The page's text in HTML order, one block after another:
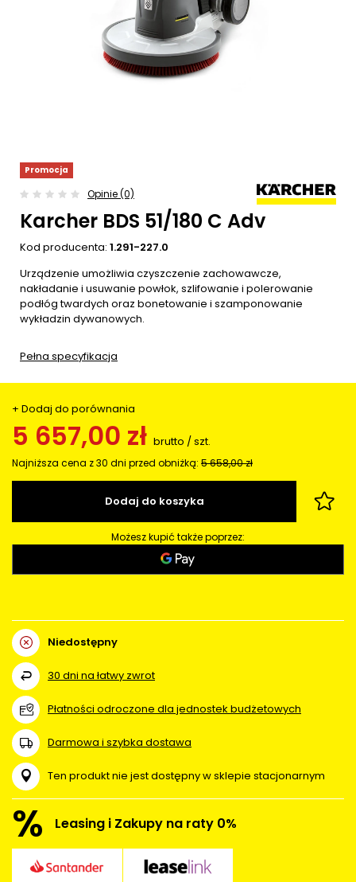
Promocja
Opinie (0)
Karcher BDS 51/180 C Adv
Kod producenta: 1.291-227.0
Urządzenie umożliwia czyszczenie zachowawcze,
nakładanie i usuwanie powłok, szlifowanie i polerowanie
podłóg twardych oraz bonetowanie i szamponowanie
wykładzin dywanowych.
Pełna specyfikacja
+ Dodaj do porównania
5 657,00 zł brutto /szt.
Najniższa cena z 30 dni przed obniżką: 5 658,00 zł
Dodaj do koszyka
Możesz kupić także poprzez:
Niedostępny
30 dni na łatwy zwrot
Płatności odroczone dla jednostek budżetowych
Darmowa i szybka dostawa
Ten produkt nie jest dostępny w sklepie stacjonarnym
% Leasing i Zakupy na raty 0%